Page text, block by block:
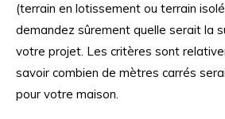
(terrain en lotissement ou terrain
demandez sûrement quelle serait la
votre projet. Les critères sont
savoir combien de mètres carrés
pour votre maison.